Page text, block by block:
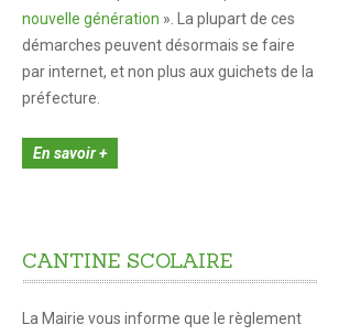
nouvelle génération ». La plupart de ces
démarches peuvent désormais se faire
par internet, et non plus aux guichets de la
préfecture.
En savoir +
CANTINE SCOLAIRE
La Mairie vous informe que le règlement